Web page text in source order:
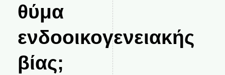
θύμα
ενδοοικογενειακής
βίας;